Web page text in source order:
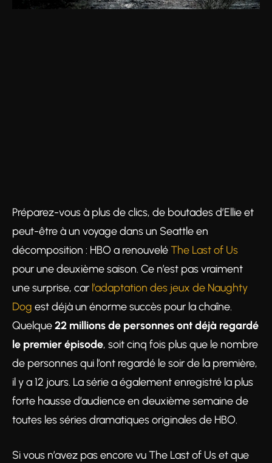
Préparez-vous à plus de clics, de boutades d’Ellie et
peut-être à un voyage dans un Seattle en
décomposition : HBO a renouveléThe Last of Us
pour une deuxième saison. Ce n’est pas vraiment
une surprise, car l’adaptation des jeux de Naughty
Dog est déjà un énorme succès pour la chaîne.
Quelque22 millions de personnes ont déjà regardé
le premier épisode, soit cinq fois plus que le nombre
de personnes qui l’ont regardé le soir de la première,
il y a 12 jours. La série a également enregistré la plus
forte hausse d’audience en deuxième semaine de
toutes les séries dramatiques originales de HBO.
Si vous n’avez pas encore vu The Last of Us et que